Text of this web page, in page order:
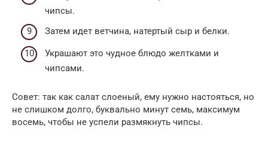
чипсы.
Затем идет ветчина, натертый сыр и белки.
Украшают это чудное блюдо желтками и
чипсами.
Совет: так как салат слоеный, ему нужно настояться, но
не слишком долго, буквально минут семь, максимум
восемь, чтобы не успели размякнуть чипсы.